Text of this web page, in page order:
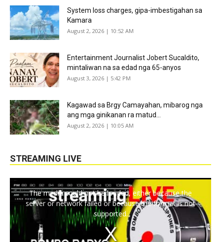
System loss charges, gipa-imbestigahan sa
Kamara
August 2, 2026 | 10:52 AM
Entertainment Journalist Jobert Sucaldito,
mintaliwan na sa edad nga 65-anyos
August 3, 2026 | 5:42 PM
Kagawad sa Brgy Camayahan, mibarog nga
ang mga ginikanan ra matud...
August 2, 2026 | 10:05 AM
STREAMING LIVE
The media could not be loaded, either because the
server or network failed or because the format is not
supported.